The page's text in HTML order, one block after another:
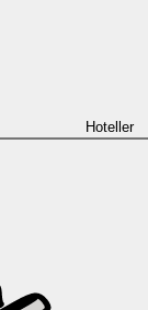
Hoteller